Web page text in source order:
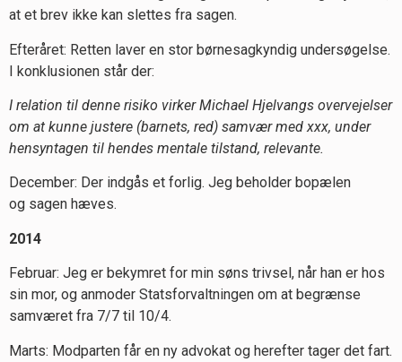
at et brev ikke kan slettes fra sagen.
Efteråret: Retten laver en stor børnesagkyndig undersøgelse.
I konklusionen står der:
I relation til denne risiko virker Michael Hjelvangs overvejelser
om at kunne justere (barnets, red) samvær med xxx, under
hensyntagen til hendes mentale tilstand, relevante.
December: Der indgås et forlig. Jeg beholder bopælen
og sagen hæves.
2014
Februar: Jeg er bekymret for min søns trivsel, når han er hos
sin mor, og anmoder Statsforvaltningen om at begrænse
samværet fra 7/7 til 10/4.
Marts: Modparten får en ny advokat og herefter tager det fart.